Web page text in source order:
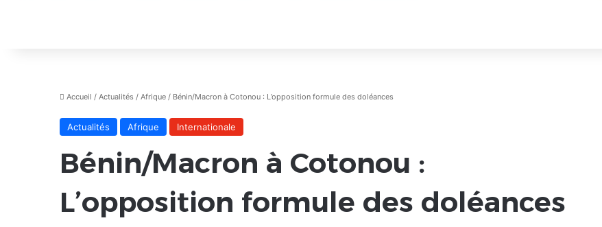
Accueil / Actualités / Afrique / Bénin/Macron à Cotonou : L’opposition formule des doléances
Actualités Afrique Internationale
Bénin/Macron à Cotonou :
L’opposition formule des doléances